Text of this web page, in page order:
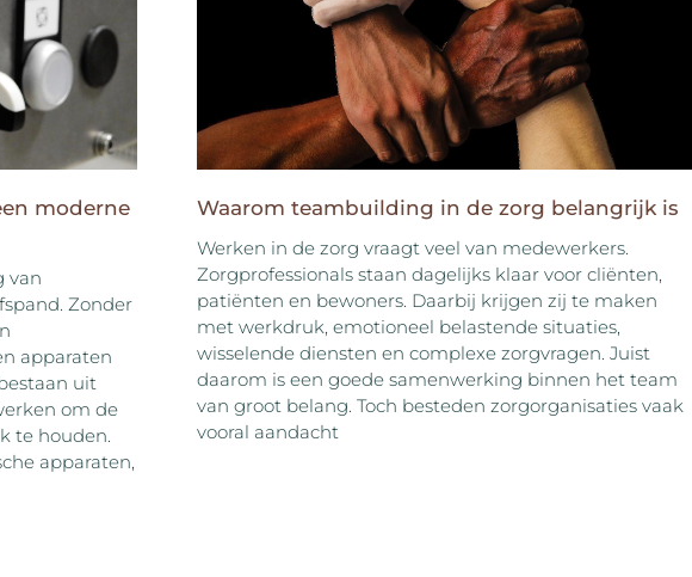
moderne
van
Zonder
apparaten
uit
om de
te houden.
apparaten,
Waarom teambuilding in de zorg belangrijk is
Werken in de zorg vraagt veel van medewerkers.
Zorgprofessionals staan dagelijks klaar voor cliënten,
patiënten en bewoners. Daarbij krijgen zij te maken
met werkdruk, emotioneel belastende situaties,
wisselende diensten en complexe zorgvragen. Juist
daarom is een goede samenwerking binnen het team
van groot belang. Toch besteden zorgorganisaties vaak
vooral aandacht